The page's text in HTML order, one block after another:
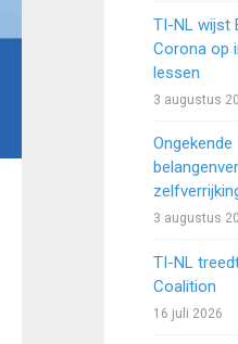
TI-NL wijst
Corona op
lessen
3 augustus
Ongekende
3 augustus
TI-NL
Coalition
16 juli 2026